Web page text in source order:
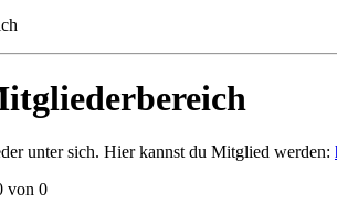
unter sich. Hier kannst du Mitglied werden:
von 0